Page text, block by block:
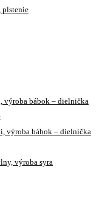
plstenie
výroba bábok – dielnička
výroba bábok – dielnička
výroba syra